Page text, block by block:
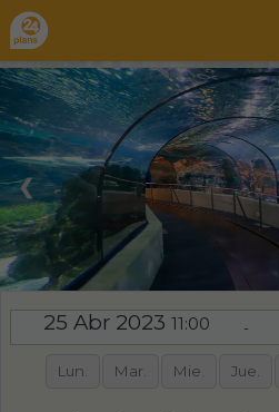
❮
25 Abr 202311:00 -
Lun. Mar. Mie. Jue.